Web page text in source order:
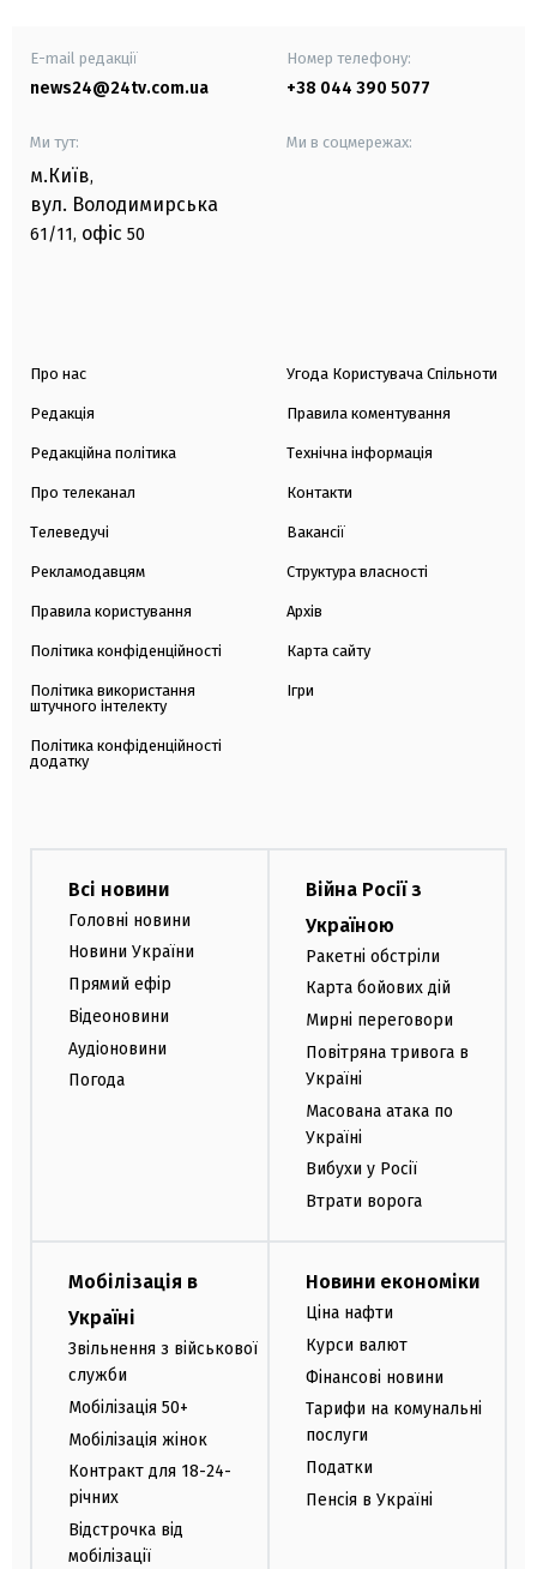
E-mail редакції
news24@24tv.com.ua
Номер телефону:
+38 044 390 5077
Ми тут:
м.Київ,
вул. Володимирська
61/11, офіс 50
Ми в соцмережах:
Про нас
Редакція
Редакційна політика
Про телеканал
Телеведучі
Рекламодавцям
Правила користування
Політика конфіденційності
Політика використання
штучного інтелекту
Політика конфіденційності
додатку
Угода Користувача Спільноти
Правила коментування
Технічна інформація
Контакти
Вакансії
Структура власності
Архів
Карта сайту
Ігри
Всі новини
Головні новини
Новини України
Прямий ефір
Відеоновини
Аудіоновини
Погода
Війна Росії з
Україною
Ракетні обстріли
Карта бойових дій
Мирні переговори
Повітряна тривога в
Україні
Масована атака по
Україні
Вибухи у Росії
Втрати ворога
Мобілізація в
Україні
Звільнення з військової
служби
Мобілізація 50+
Мобілізація жінок
Контракт для 18-24-
річних
Відстрочка від
мобілізації
Новини економіки
Ціна нафти
Курси валют
Фінансові новини
Тарифи на комунальні
послуги
Податки
Пенсія в Україні